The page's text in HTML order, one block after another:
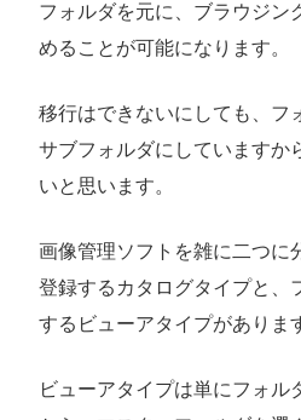
フォルダを元に、ブラウジン
めることが可能になります。
移行はできないにしても、フ
サブフォルダにしていますか
いと思います。
画像管理ソフトを雑に二つに
登録するカタログタイプと、
するビューアタイプがありま
ビューアタイプは単にフォル